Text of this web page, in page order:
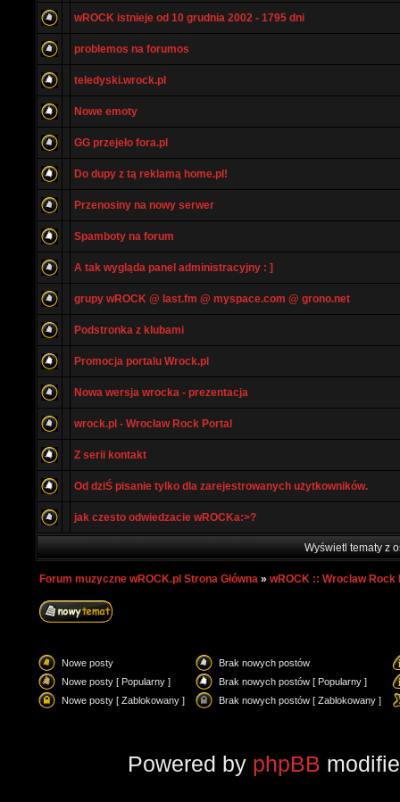
wROCK istnieje od 10 grudnia 2002 - 1795 dni
problemos na forumos
teledyski.wrock.pl
Nowe emoty
GG przejeło fora.pl
Do dupy z tą reklamą home.pl!
Przenosiny na nowy serwer
Spamboty na forum
A tak wygląda panel administracyjny : ]
grupy wROCK @ last.fm @ myspace.com @ grono.net
Podstronka z klubami
Promocja portalu Wrock.pl
Nowa wersja wrocka - prezentacja
wrock.pl - Wrocław Rock Portal
Z serii kontakt
Od dziŚ pisanie tylko dla zarejestrowanych użytkowników.
jak czesto odwiedzacie wROCKa:>?
Wyświetl tematy z
Forum muzyczne wROCK.pl Strona Główna » wROCK :: Wroclaw Rock
Nowe posty
Brak nowych postów
Nowe posty [ Popularny ]
Brak nowych postów [ Popularny ]
Nowe posty [ Zablokowany ]
Brak nowych postów [ Zablokowany ]
Powered by phpBB